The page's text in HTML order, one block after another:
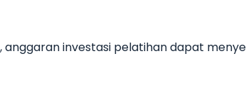
investasi pelatihan dapat